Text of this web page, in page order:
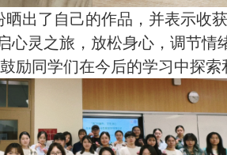
晒出了自己的作品 ， 并表示收
心灵之旅 ， 放松身心 ， 调节情
鼓励同学们在今后的学习中探